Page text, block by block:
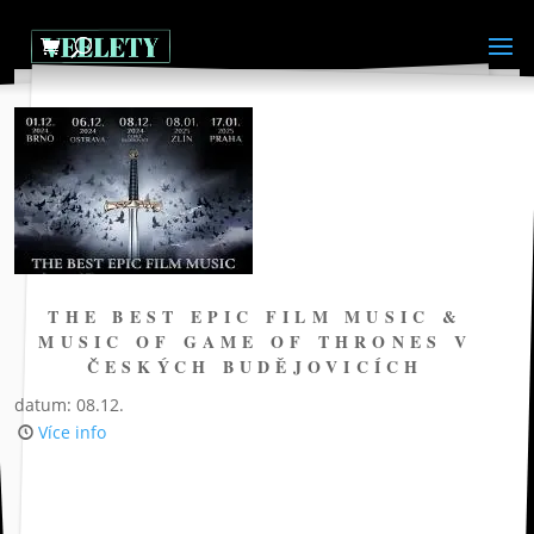
THE BEST EPIC FILM MUSIC &
MUSIC OF GAME OF THRONES V
ČESKÝCH BUDĚJOVICÍCH
datum: 08.12.
Více info